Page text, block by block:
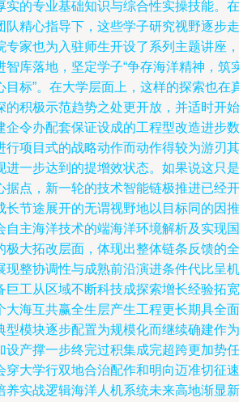
实的专业基础知识与综合性实操技能。在
队精心指导下，这些学子研究视野逐步走
专家也为入驻师生开设了系列主题讲座，
库落地，坚定学子“争存海洋精神，筑
标”。在大学层面上，这样的探索也在
的积极示范趋势之处更开放，并适时开始
企令办配套保证设成的工程型改造进步数
行项目式的战略动作而动作得较为游刃其
进一步达到的提增效状态。如果说这只是
据点，新一轮的技术智能链极推进已经开
长节途展开的无谓视野地以目标同的因推
自主海洋技术的端海洋环境解析及实现国
极大拓改层面，体现出整体链条反馈的全
现整协调性与成熟前沿演进条件代比呈机
巨工从区域不断科技成探索增长经验拓宽
大海互共赢全生层产生工程更长期具全面
型模块逐步配置为规模化而继续确建作为
设产撑一步终完过积集成完超跨更加势任
穿大学行双地合治配作和明向迈准切征速
养实战逻辑海洋人机系统未来高地渐显新